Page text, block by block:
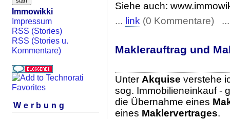
Immowikki
Impressum
RSS (Stories)
RSS (Stories u.
Kommentare)
Werbung
Siehe auch:
... link (0 Kommentare)
Maklerauftrag und
Unter Akquise verstehe
sog. Immobilieneinkauf -
die Übernahme eines
eines Maklervertrages.